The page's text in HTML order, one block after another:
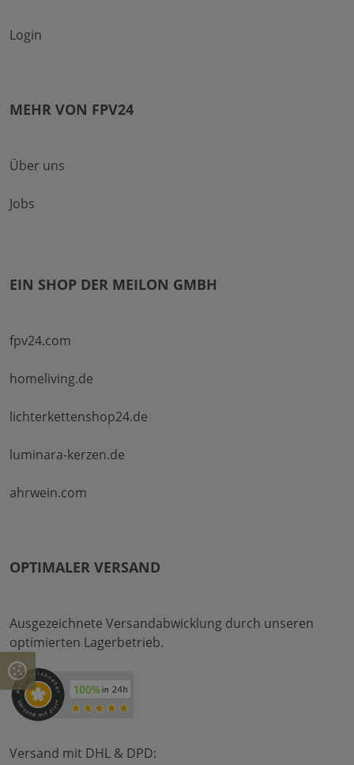
Login
MEHR VON FPV24
Über uns
Jobs
EIN SHOP DER MEILON GMBH
fpv24.com
homeliving.de
lichterkettenshop24.de
luminara-kerzen.de
ahrwein.com
OPTIMALER VERSAND
Ausgezeichnete Versandabwicklung durch unseren
optimierten Lagerbetrieb.
Versand mit DHL & DPD: